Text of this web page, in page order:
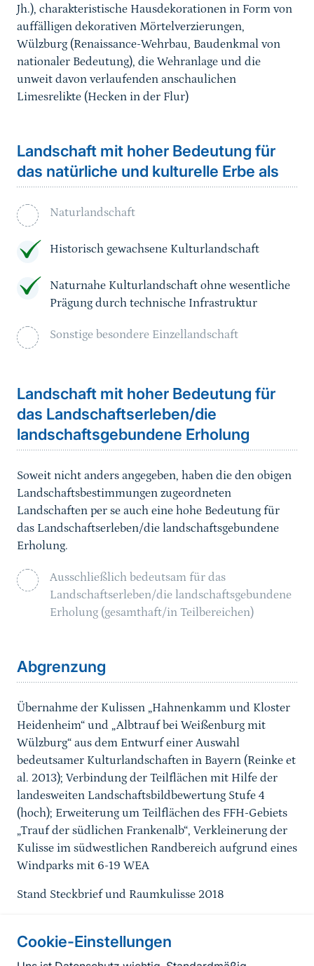
Cookie-Einstellungen
Jh.), charakteristische Hausdekorationen in Form von
auffälligen dekorativen Mörtelverzierungen,
Wülzburg (Renaissance-Wehrbau, Baudenkmal von
nationaler Bedeutung), die Wehranlage und die
unweit davon verlaufenden anschaulichen
Limesrelikte (Hecken in der Flur)
Landschaft mit hoher Bedeutung für
das natürliche und kulturelle Erbe als
Naturlandschaft
Historisch gewachsene Kulturlandschaft
Naturnahe Kulturlandschaft ohne wesentliche
Prägung durch technische Infrastruktur
Sonstige besondere Einzellandschaft
Landschaft mit hoher Bedeutung für
das Landschaftserleben/die
landschaftsgebundene Erholung
Soweit nicht anders angegeben, haben die den obigen
Landschaftsbestimmungen zugeordneten
Landschaften per se auch eine hohe Bedeutung für
das Landschaftserleben/die landschaftsgebundene
Erholung.
Ausschließlich bedeutsam für das
Landschaftserleben/die landschaftsgebundene
Erholung (gesamthaft/in Teilbereichen)
Abgrenzung
Übernahme der Kulissen „Hahnenkamm und Kloster
Heidenheim“ und „Albtrauf bei Weißenburg mit
Wülzburg“ aus dem Entwurf einer Auswahl
bedeutsamer Kulturlandschaften in Bayern (Reinke et
al. 2013); Verbindung der Teilflächen mit Hilfe der
landesweiten Landschaftsbildbewertung Stufe 4
(hoch); Erweiterung um Teilflächen des FFH-Gebiets
„Trauf der südlichen Frankenalb“, Verkleinerung der
Kulisse im südwestlichen Randbereich aufgrund eines
Windparks mit 6-19 WEA
Stand Steckbrief und Raumkulisse 2018
Informationen zur Seite